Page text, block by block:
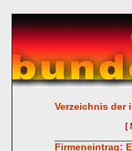
Verzeichnis der
[
Firmeneintrag: